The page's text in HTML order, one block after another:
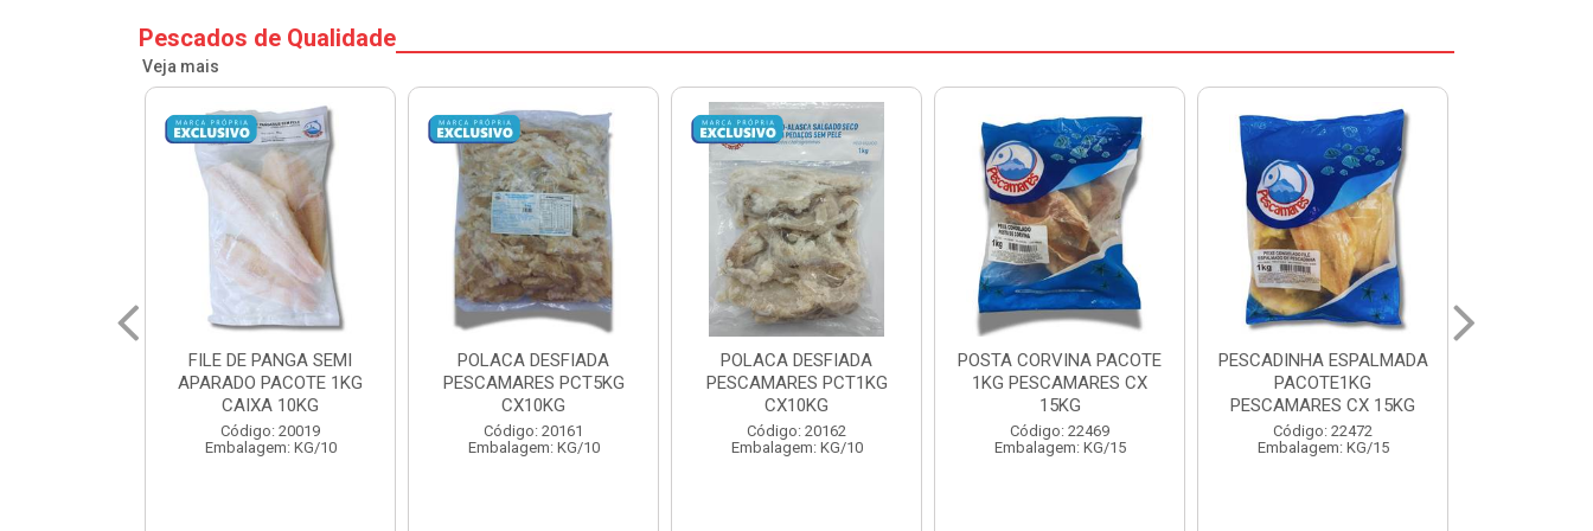
Pescados de Qualidade
Veja mais
POLACA DESFIADA
PESCAMARES PCT5KG
CX10KG
Código: 20161
Embalagem: KG/10
POLACA DESFIADA
PESCAMARES PCT1KG
CX10KG
Código: 20162
Embalagem: KG/10
POSTA CORVINA PACOTE
1KG PESCAMARES CX
15KG
Código: 22469
Embalagem: KG/15
PESCADINHA ESPALMADA
PACOTE1KG
PESCAMARES CX 15KG
Código: 22472
Embalagem: KG/15
FILE DE PANGA PREMIUM
PACOTE 1KG CAIXA 10KG
Código: 20021
Embalagem: KG/10